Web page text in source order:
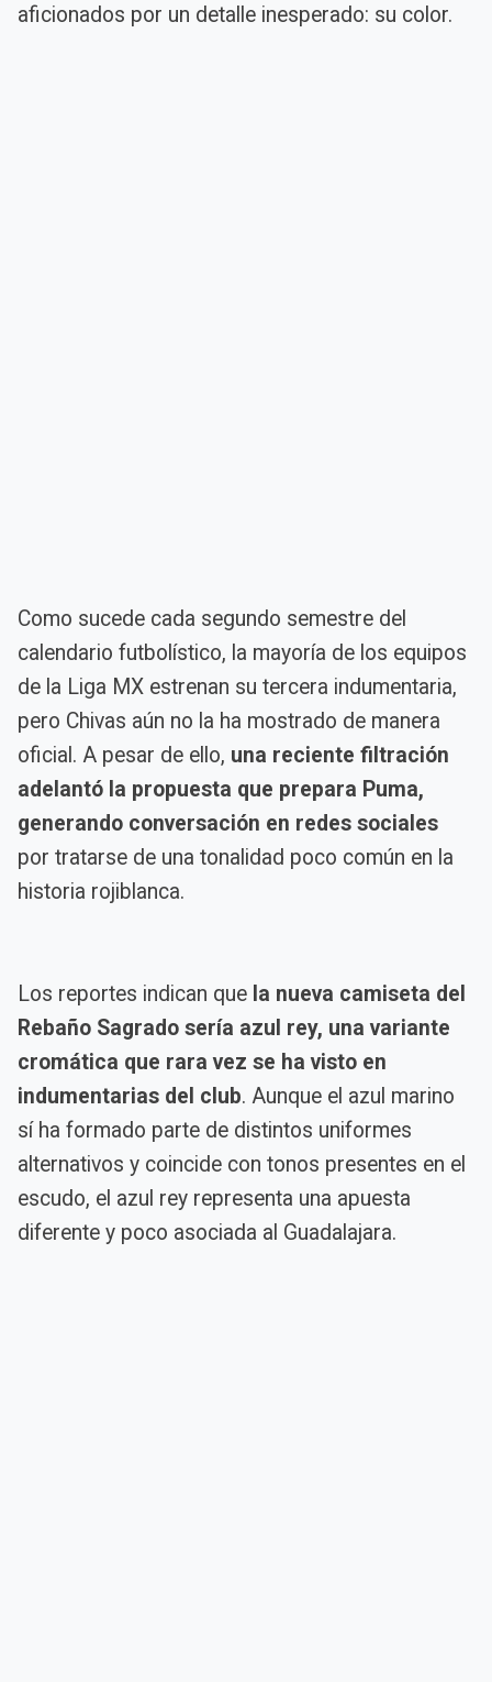
aficionados por un detalle inesperado: su color.
Como sucede cada segundo semestre del
calendario futbolístico, la mayoría de los equipos
de la Liga MX estrenan su tercera indumentaria,
pero Chivas aún no la ha mostrado de manera
oficial. A pesar de ello, una reciente filtración
adelantó la propuesta que prepara Puma,
generando conversación en redes sociales
por tratarse de una tonalidad poco común en la
historia rojiblanca.
Los reportes indican que la nueva camiseta del
Rebaño Sagrado sería azul rey, una variante
cromática que rara vez se ha visto en
indumentarias del club. Aunque el azul marino
sí ha formado parte de distintos uniformes
alternativos y coincide con tonos presentes en el
escudo, el azul rey representa una apuesta
diferente y poco asociada al Guadalajara.